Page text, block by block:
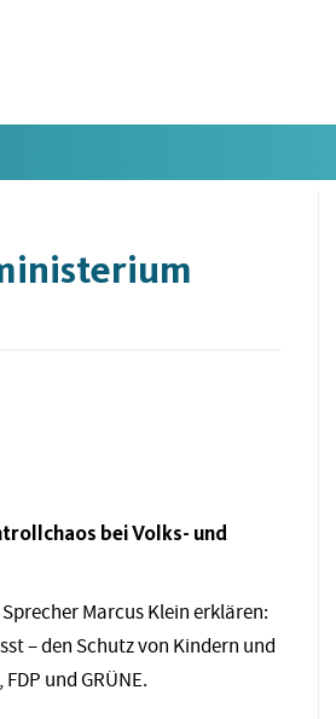
bei Volks- und
Marcus Klein erklären:
– den Schutz von Kindern und
und GRÜNE.